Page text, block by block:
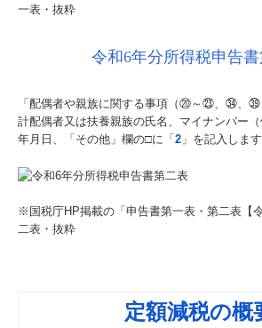
一表・抜粋
令和6年分所得税申告
「配偶者や親族に関する事項（⑳～㉓、㉞、
計配偶者又は扶養親族の氏名、マイナンバー
年月日、「その他」欄の□に「 2 」を記入します
※国税庁HP掲載の「申告書第一表・第二表【
二表・抜粋
定額減税の概